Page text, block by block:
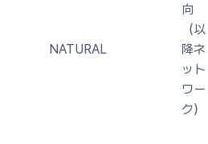
NATURAL
向
（以
降ネ
ット
ワー
ク）